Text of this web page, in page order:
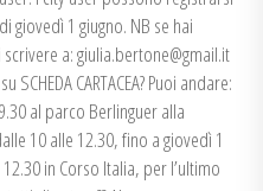
giovedì 1 giugno. NB se hai
a: giulia.bertone@gmail.it
CARTACEA? Puoi andare:
al parco Berlinguer alla
10 alle 12.30, fino a giovedì 1
in Corso Italia, per l’ultimo